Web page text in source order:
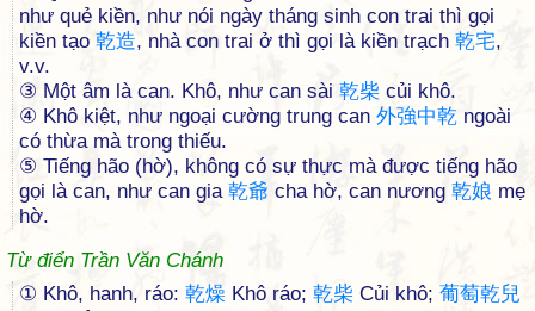
như quẻ kiền, như nói ngày tháng sinh con trai thì gọi
kiền tạo 乾造, nhà con trai ở thì gọi là kiền trạch 乾宅,
v.v.
③ Một âm là can. Khô, như can sài 乾柴 củi khô.
④ Khô kiệt, như ngoại cường trung can 外強中乾 ngoài
có thừa mà trong thiếu.
⑤ Tiếng hão (hờ), không có sự thực mà được tiếng hão
gọi là can, như can gia 乾爺 cha hờ, can nương 乾娘 mẹ
hờ.
Từ điển Trần Văn Chánh
① Khô, hanh, ráo: 乾燥 Khô ráo; 乾柴 Củi khô; 葡萄乾兒